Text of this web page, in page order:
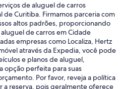
de aluguel de carros
Curitiba. Firmamos parceria com
altos padrões, proporcionando
de carros em Cidade
empresas como Localiza, Hertz
através da Expedia, você pode
e planos de aluguel,
opção perfeita para suas
Por favor, reveja a política
a reserva, pois geralmente oferece